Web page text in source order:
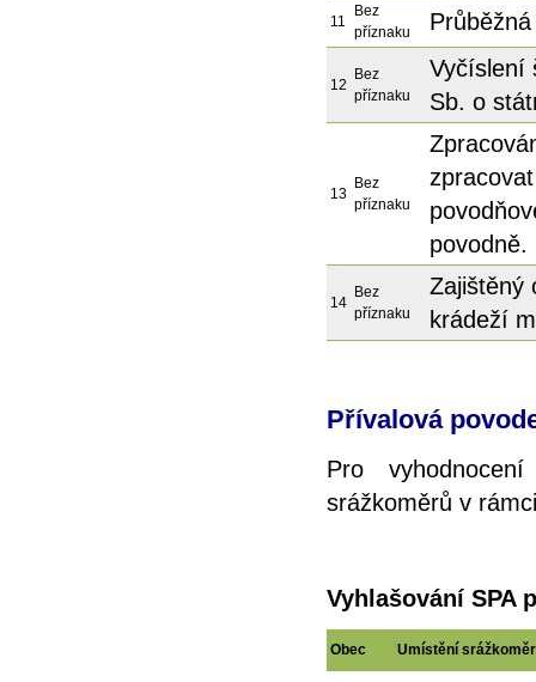
11
Bez
příznaku
12
Bez
příznaku
Vyčíslení
Sb. o
13
Bez
příznaku
povodně.
14
Bez
příznaku
Zajištěný
krádeží
Přívalová
Pro
srážkoměrů v
Vyhlašování SPA
Obec Umístění